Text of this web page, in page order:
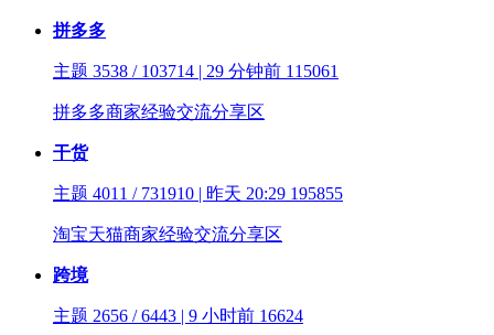
拼多多
主题 3538 / 103714 | 29 分钟前 115061
拼多多商家经验交流分享区
干货
主题 4011 / 731910 | 昨天 20:29 195855
淘宝天猫商家经验交流分享区
跨境
主题 2656 / 6443 | 9 小时前 16624